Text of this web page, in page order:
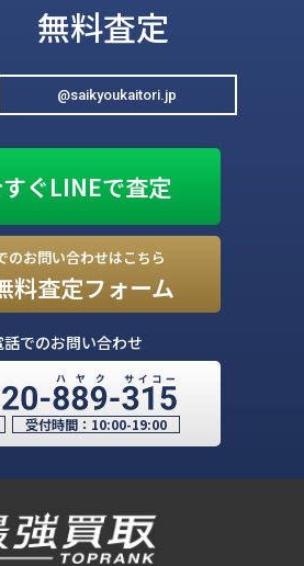
無料査定
@saikyoukaitori.jp
ぐLINEで査定
のお問い合わせはこちら
料査定フォーム
話でのお問い合わせ
受付時間： 10:00-19:00